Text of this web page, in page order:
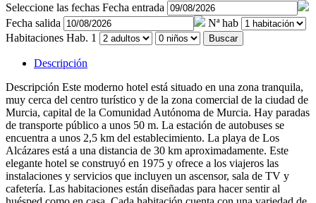
Seleccione las fechas Fecha entrada
Fecha salida
Nª hab
Habitaciones Hab. 1 Buscar
Descripción
Descripción Este moderno hotel está situado en una zona tranquila,
muy cerca del centro turístico y de la zona comercial de la ciudad de
Murcia, capital de la Comunidad Autónoma de Murcia. Hay paradas
de transporte público a unos 50 m. La estación de autobuses se
encuentra a unos 2,5 km del establecimiento. La playa de Los
Alcázares está a una distancia de 30 km aproximadamente. Este
elegante hotel se construyó en 1975 y ofrece a los viajeros las
instalaciones y servicios que incluyen un ascensor, sala de TV y
cafetería. Las habitaciones están diseñadas para hacer sentir al